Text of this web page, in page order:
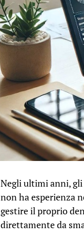
Negli ultimi anni,
non ha esperienza
gestire il proprio
direttamente da